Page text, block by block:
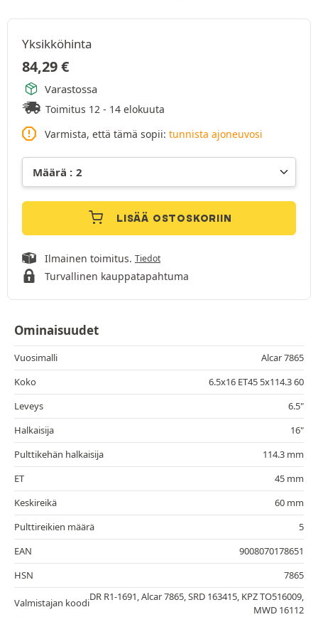
Yksikköhinta
84,29€
Varastossa
Toimitus 12 - 14 elokuuta
Varmista, että tämä sopii: tunnista ajoneuvosi
LISÄÄ OSTOSKORIIN
Ilmainen toimitus. Tiedot
Turvallinen kauppatapahtuma
Ominaisuudet
Vuosimalli
Alcar 7865
Koko
6.5x16 ET45 5x114.3 60
Leveys
6.5"
Halkaisija
16"
Pulttikehän halkaisija
114.3 mm
ET
45 mm
Keskireikä
60 mm
Pulttireikien määrä
5
EAN
9008070178651
HSN
7865
Valmistajan koodi
DR R1-1691, Alcar 7865, SRD 163415, KPZ TO516009,
MWD 16112